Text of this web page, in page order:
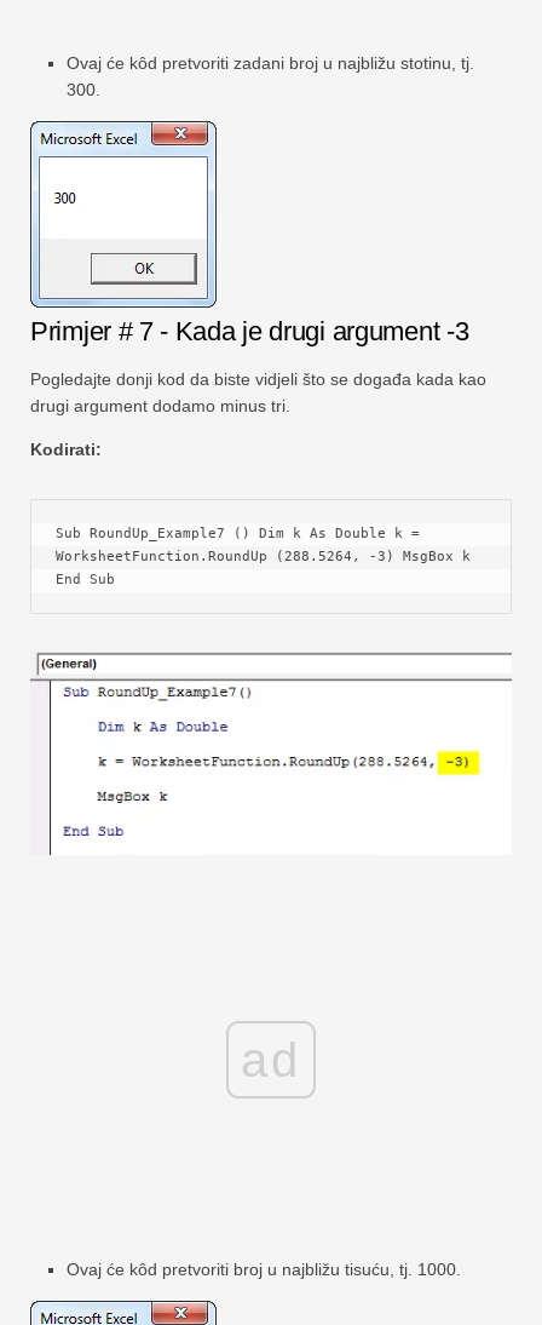
Ovaj će kôd pretvoriti zadani broj u najbližu stotinu, tj.
300.
Primjer # 7 - Kada je drugi argument -3
Pogledajte donji kod da biste vidjeli što se događa kada kao
drugi argument dodamo minus tri.
Kodirati:
Sub RoundUp_Example7 () Dim k As Double k =
WorksheetFunction.RoundUp (288.5264, -3) MsgBox k
End Sub
ad
Ovaj će kôd pretvoriti broj u najbližu tisuću, tj. 1000.